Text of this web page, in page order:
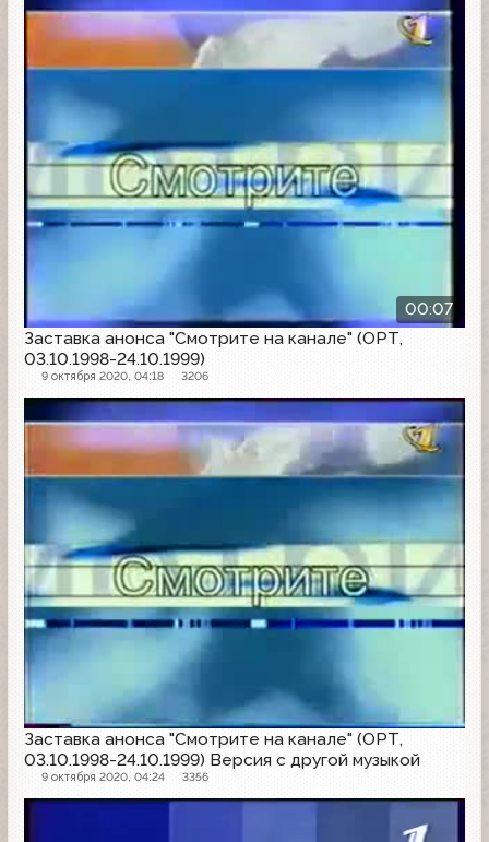
00:07
Заставка анонса "Смотрите на канале" (ОРТ,
03.10.1998-24.10.1999)
9 октября 2020, 04:18 3206
Заставка анонсов
Заставка анонса "Смотрите на канале" (ОРТ,
03.10.1998-24.10.1999) Версия с другой музыкой
9 октября 2020, 04:24 3356
Заставка анонсов